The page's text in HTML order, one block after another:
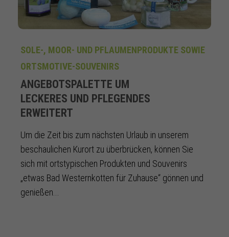
SOLE-, MOOR- UND PFLAUMENPRODUKTE SOWIE
ORTSMOTIVE-SOUVENIRS
ANGEBOTSPALETTE UM
LECKERES UND PFLEGENDES
ERWEITERT
Um die Zeit bis zum nächsten Urlaub in unserem
beschaulichen Kurort zu überbrücken, können Sie
sich mit ortstypischen Produkten und Souvenirs
„etwas Bad Westernkotten für Zuhause“ gönnen und
genießen...